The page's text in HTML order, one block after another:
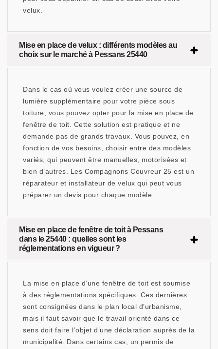
velux.
Mise en place de velux : différents modèles au
choix sur le marché à Pessans 25440
Dans le cas où vous voulez créer une source de
lumière supplémentaire pour votre pièce sous
toiture, vous pouvez opter pour la mise en place de
fenêtre de toit. Cette solution est pratique et ne
demande pas de grands travaux. Vous pouvez, en
fonction de vos besoins, choisir entre des modèles
variés, qui peuvent être manuelles, motorisées et
bien d’autres. Les Compagnons Couvreur 25 est un
réparateur et installateur de velux qui peut vous
préparer un devis pour chaque modèle.
Mise en place de fenêtre de toit à Pessans
dans le 25440 : quelles sont les
réglementations en vigueur ?
La mise en place d’une fenêtre de toit est soumise
à des réglementations spécifiques. Ces dernières
sont consignées dans le plan local d’urbanisme,
mais il faut savoir que le travail orienté dans ce
sens doit faire l’objet d’une déclaration auprès de la
municipalité. Dans certains cas, un permis de